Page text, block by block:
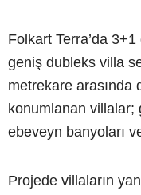
Folkart Terra’da
geniş dubleks villa
metrekare arasında
konumlanan villalar;
ebeveyn banyoları
Projede villaların